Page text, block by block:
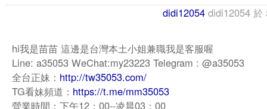
didi12054 didi12054 於
hi我是苗苗 這邊是台灣本土小姐兼職我是客服喔
Line: a35053 WeChat:my23223 Telegram : @a35053
全台正妹： http://tw35053.com/
TG看妹頻道： https://t.me/mm35053
營業時間：下午12：00--凌晨03：00